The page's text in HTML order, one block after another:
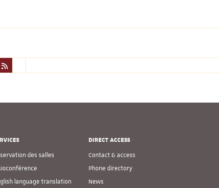
des salles
language translation
DIRECT ACCESS
Contact & access
Phone directory
News